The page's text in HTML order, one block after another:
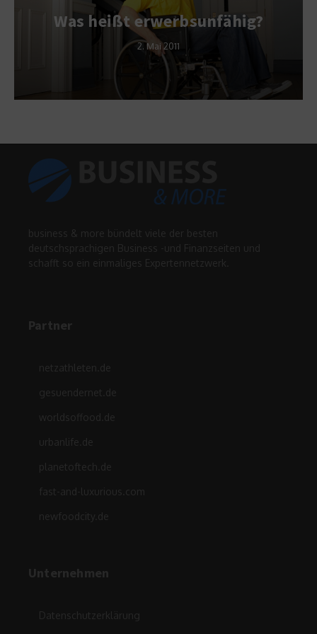
Was heißt erwerbsunfähig?
2. Mai 2011
business & more bündelt viele der besten
deutschsprachigen Business -und Finanzseiten und
schafft so ein einmaliges Expertennetzwerk.
Partner
netzathleten.de
gesuendernet.de
worldsoffood.de
urbanlife.de
planetoftech.de
fast-and-luxurious.com
newfoodcity.de
Unternehmen
Datenschutzerklärung